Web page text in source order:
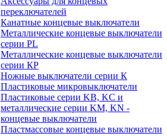
переключателей
Канатные концевые выключатели
Металлические концевые выключатели
серии PL
Металлические концевые выключатели
серии КP
Ножные выключатели серии К
Пластиковые микровыключатели
Пластиковые серии KB, KC и
металлические серии KM, KN -
концевые выключатели
Пластмассовые концевые выключатели